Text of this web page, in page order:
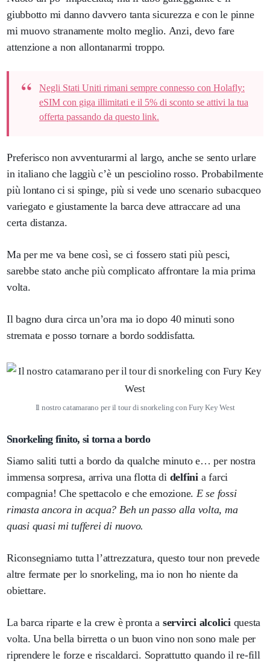
giubbotto mi danno davvero tanta sicurezza e con le pinne
mi muovo stranamente molto meglio. Anzi, devo fare
attenzione a non allontanarmi troppo.
Negli Stati Uniti rimani sempre connesso con Holafly:
eSIM con giga illimitati e il 5% di sconto se attivi la tua
offerta passando da questo link.
Preferisco non avventurarmi al largo, anche se sento urlare
in italiano che laggiù c’è un pesciolino rosso. Probabilmente
più lontano ci si spinge, più si vede uno scenario subacqueo
variegato e giustamente la barca deve attraccare ad una
certa distanza.
Ma per me va bene così, se ci fossero stati più pesci,
sarebbe stato anche più complicato affrontare la mia prima
volta.
Il bagno dura circa un’ora ma io dopo 40 minuti sono
stremata e posso tornare a bordo soddisfatta.
Il nostro catamarano per il tour di snorkeling con Fury Key West
Snorkeling finito, si torna a bordo
Siamo saliti tutti a bordo da qualche minuto e… per nostra
immensa sorpresa, arriva una flotta di delfini a farci
compagnia! Che spettacolo e che emozione. E se fossi
rimasta ancora in acqua? Beh un passo alla volta, ma
quasi quasi mi tufferei di nuovo.
Riconsegniamo tutta l’attrezzatura, questo tour non prevede
altre fermate per lo snorkeling, ma io non ho niente da
obiettare.
La barca riparte e la crew è pronta a servirci alcolici questa
volta. Una bella birretta o un buon vino non sono male per
riprendere le forze e riscaldarci. Soprattutto quando il re-fill